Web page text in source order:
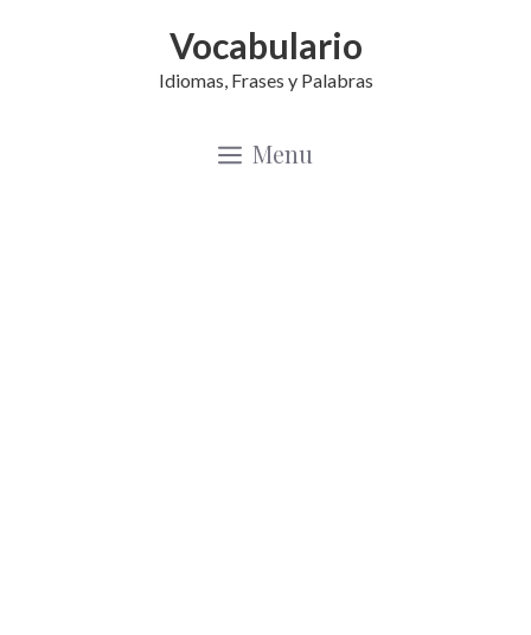
Vocabulario
Idiomas, Frases y Palabras
Menu